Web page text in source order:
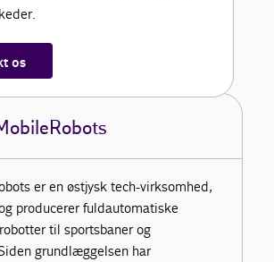
os
er en østjysk tech-virksomhed,
producerer fuldautomatiske
til sportsbaner og
grundlæggelsen har